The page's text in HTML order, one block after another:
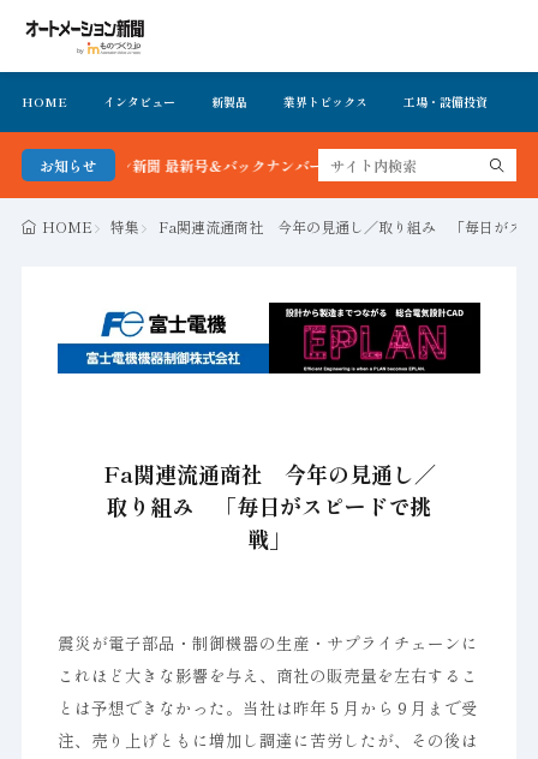
HOME インタビュー 新製品 業界トピックス 工場・設備投資
お知らせ
ーション新聞 最新号＆バックナンバーを無料で公開中 詳細はこちら
HOME 特集 Fa関連流通商社 今年の見通し／取り組み 「毎日がスピ
Fa関連流通商社 今年の見通し／
取り組み 「毎日がスピードで挑
戦」
震災が電子部品・制御機器の生産・サプライチェーンに
これほど大きな影響を与え、商社の販売量を左右するこ
とは予想できなかった。当社は昨年５月から９月まで受
注、売り上げともに増加し調達に苦労したが、その後は